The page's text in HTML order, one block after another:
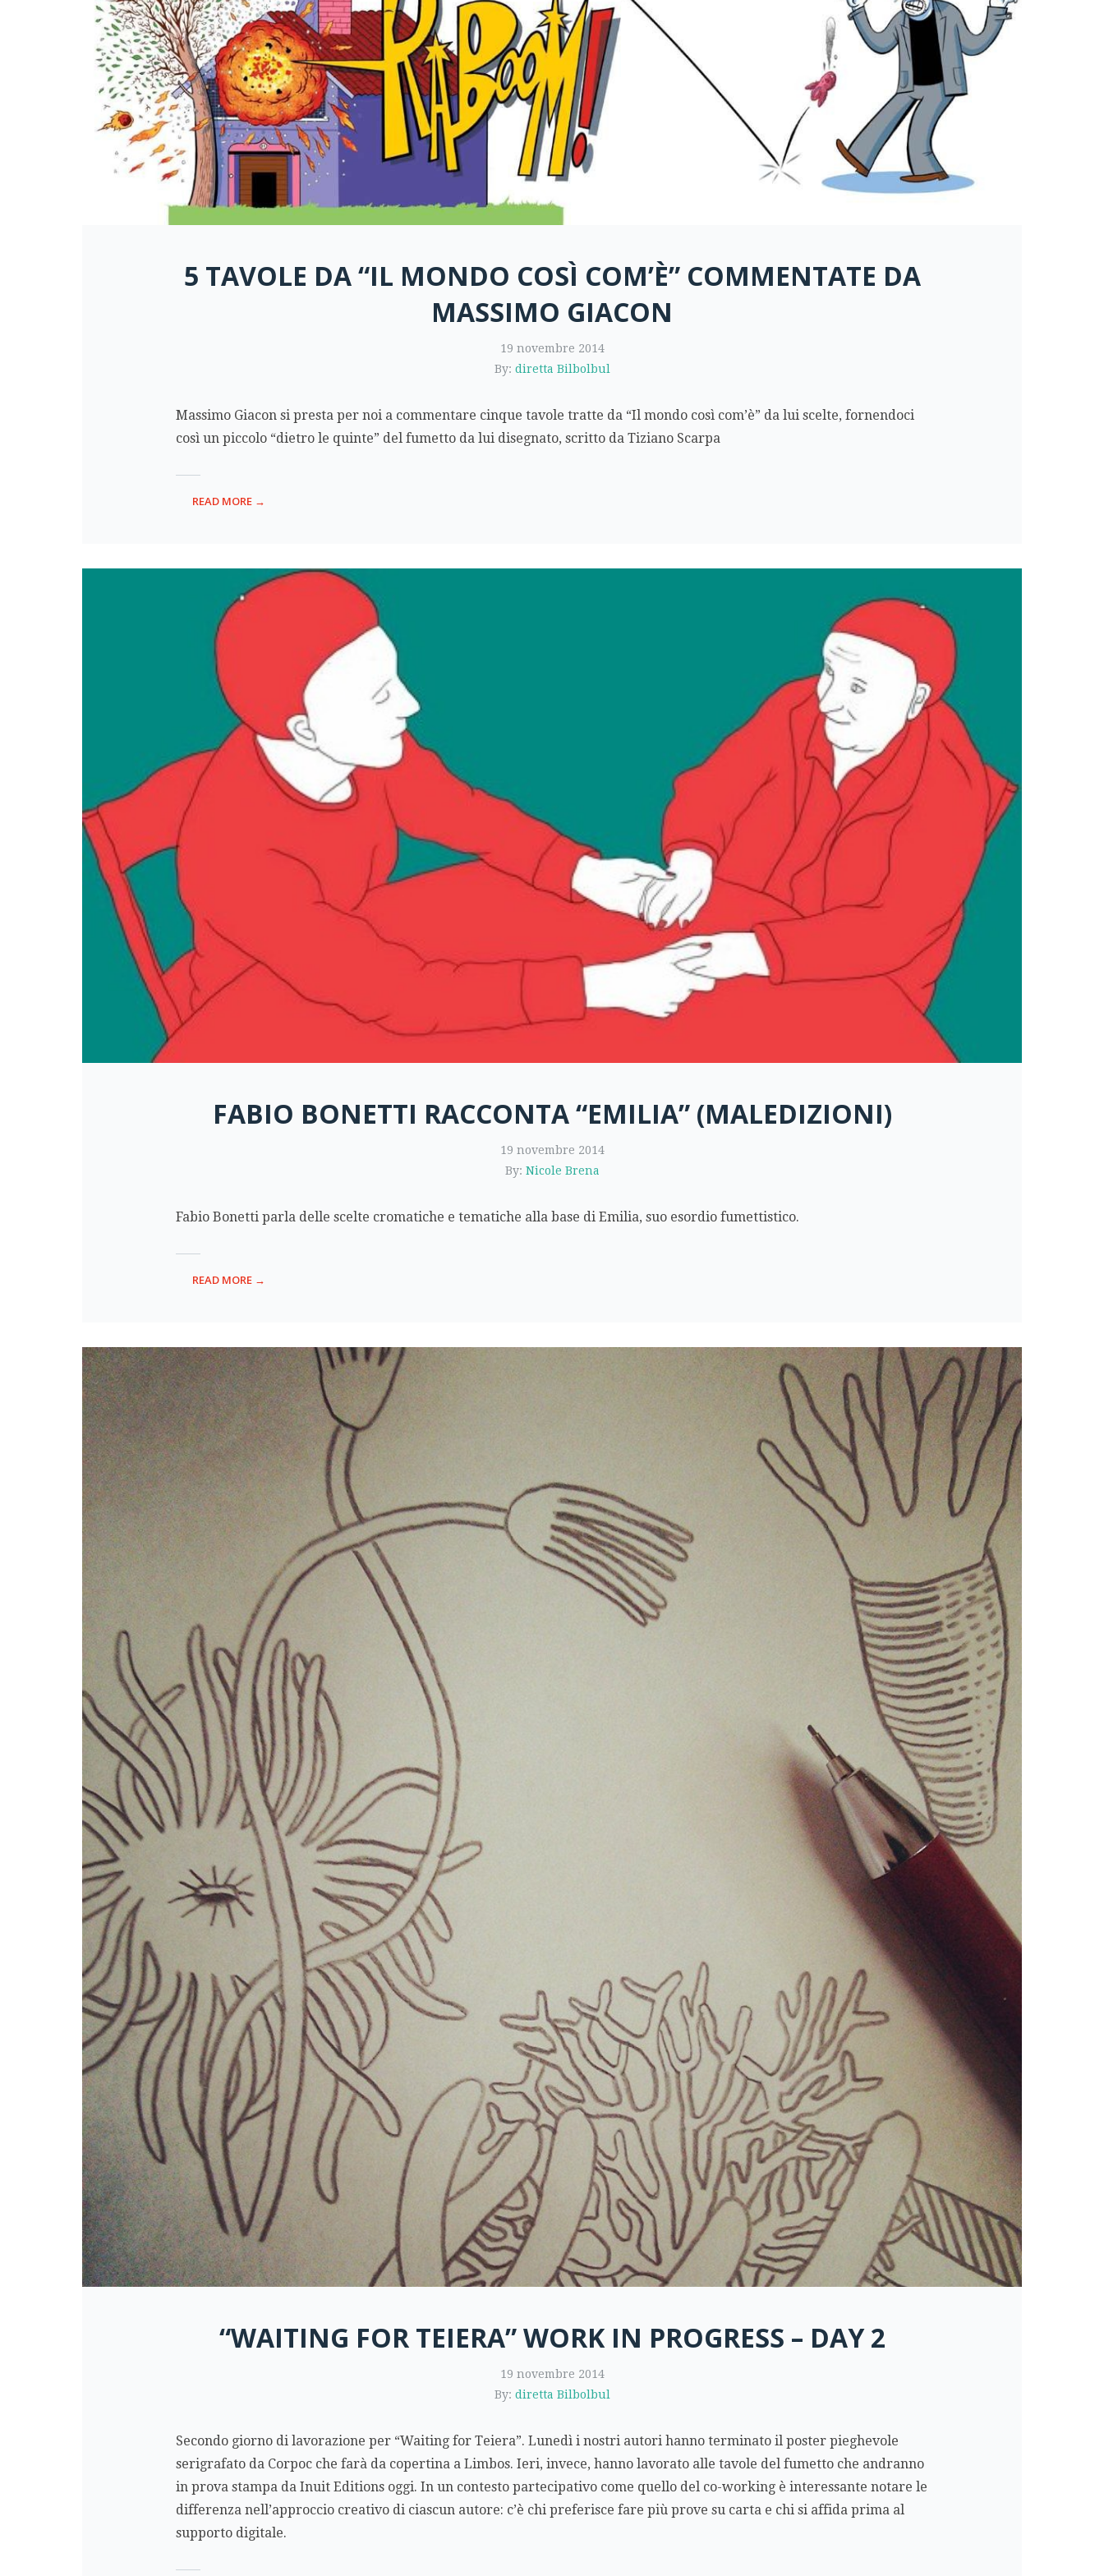
5 TAVOLE DA “IL MONDO COSÌ COM’È” COMMENTATE DA
MASSIMO GIACON
19 novembre 2014
By: diretta Bilbolbul
Massimo Giacon si presta per noi a commentare cinque tavole tratte da “Il mondo così com’è” da lui scelte, fornendoci
così un piccolo “dietro le quinte” del fumetto da lui disegnato, scritto da Tiziano Scarpa
READ MORE →
FABIO BONETTI RACCONTA “EMILIA” (MALEDIZIONI)
19 novembre 2014
By: Nicole Brena
Fabio Bonetti parla delle scelte cromatiche e tematiche alla base di Emilia, suo esordio fumettistico.
READ MORE →
“WAITING FOR TEIERA” WORK IN PROGRESS – DAY 2
19 novembre 2014
By: diretta Bilbolbul
Secondo giorno di lavorazione per “Waiting for Teiera”. Lunedì i nostri autori hanno terminato il poster pieghevole
serigrafato da Corpoc che farà da copertina a Limbos. Ieri, invece, hanno lavorato alle tavole del fumetto che andranno
in prova stampa da Inuit Editions oggi. In un contesto partecipativo come quello del co-working è interessante notare le
differenza nell’approccio creativo di ciascun autore: c’è chi preferisce fare più prove su carta e chi si affida prima al
supporto digitale.